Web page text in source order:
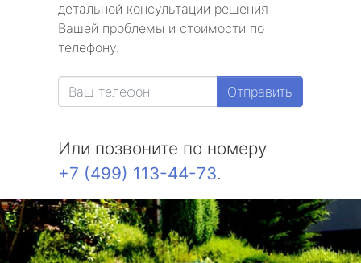
детальной консультации решения
Вашей проблемы и стоимости по
телефону.
Отправить
Или позвоните по номеру
+7 (499) 113-44-73.